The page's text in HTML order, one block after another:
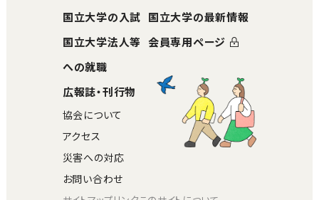
国立大学の入試
国立大学法人等
への就職
広報誌・刊行物
国立大学の最新情報
会員専用ページ
協会について
アクセス
災害への対応
お問い合わせ